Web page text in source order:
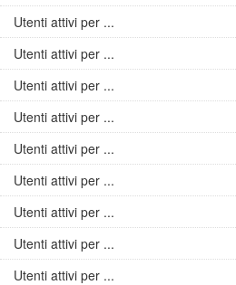
Utenti attivi per ...
Utenti attivi per ...
Utenti attivi per ...
Utenti attivi per ...
Utenti attivi per ...
Utenti attivi per ...
Utenti attivi per ...
Utenti attivi per ...
Utenti attivi per ...